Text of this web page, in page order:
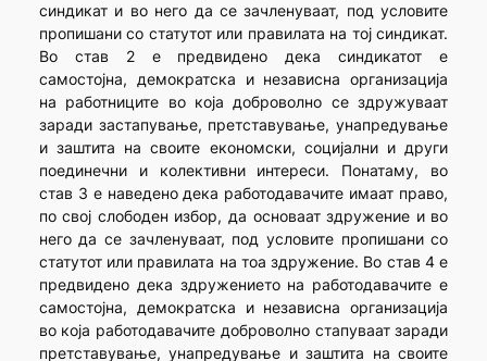
синдикат и во него да се зачленуваат, под условите
пропишани со статутот или правилата на тој синдикат.
Во став 2 е предвидено дека синдикатот е
самостојна, демократска и независна организација
на работниците во која доброволно се здружуваат
заради застапување, претставување, унапредување
и заштита на своите економски, социјални и други
поединечни и колективни интереси. Понатаму, во
став 3 е наведено дека работодавачите имаат право,
по свој слободен избор, да основаат здружение и во
него да се зачленуваат, под условите пропишани со
статутот или правилата на тоа здружение. Во став 4 е
предвидено дека здружението на работодавачите е
самостојна, демократска и независна организација
во која работодавачите доброволно стапуваат заради
претставување, унапредување и заштита на своите